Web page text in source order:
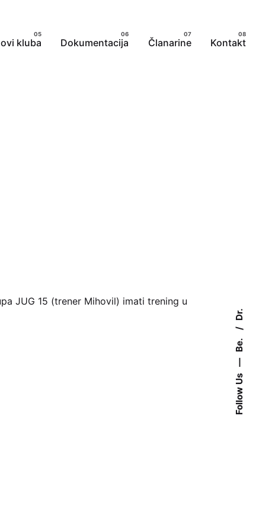
Follow Us
Be.
Dr.
kluba Dokumentacija Članarine Kontakt
JUG 15 (trener Mihovil) imati trening u